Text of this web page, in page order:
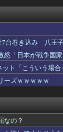
7台巻き込み 八王
「日本が戦争国
ト「こういう場合
ーズｗｗｗｗｗ
なの？